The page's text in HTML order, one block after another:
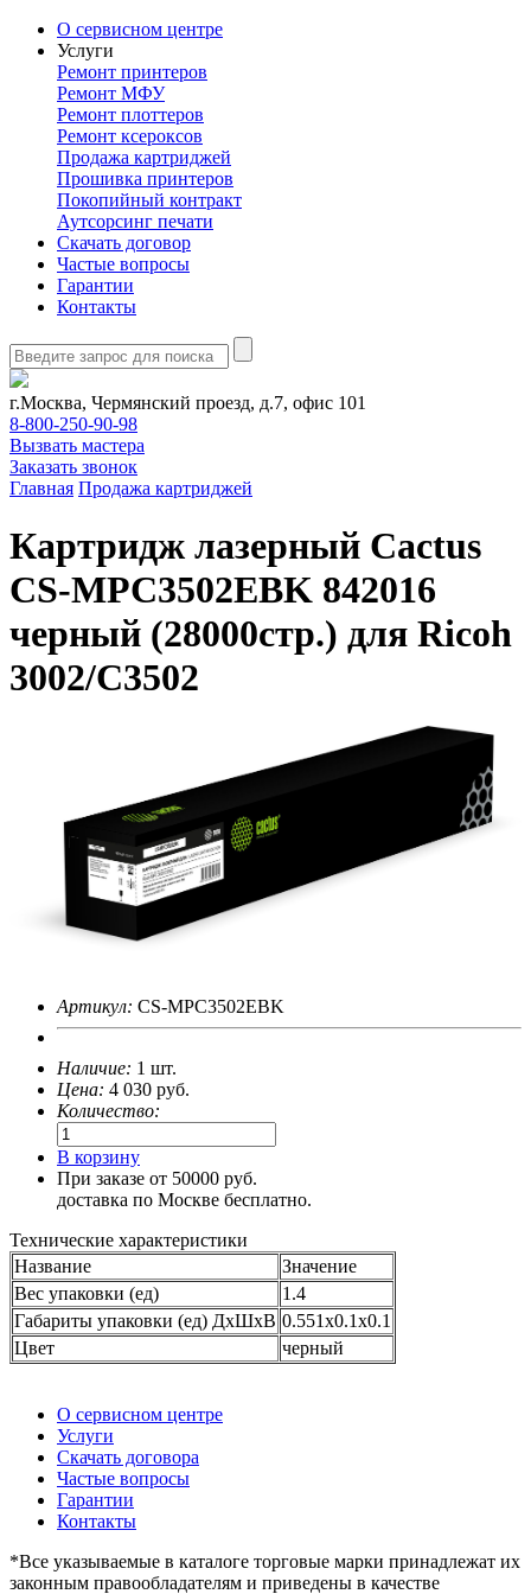
О сервисном центре
Услуги
Ремонт принтеров
Ремонт МФУ
Ремонт плоттеров
Ремонт ксероксов
Продажа картриджей
Прошивка принтеров
Покопийный контракт
Аутсорсинг печати
Скачать договор
Частые вопросы
Гарантии
Контакты
г.Москва, Чермянский проезд, д.7, офис 101
8-800-250-90-98
Вызвать мастера
Заказать звонок
Главная Продажа картриджей
Картридж лазерный Cactus
CS-MPC3502EBK 842016
черный (28000стр.) для Ricoh
3002/C3502
Артикул: CS-MPC3502EBK
Наличие: 1 шт.
Цена: 4 030 руб.
Количество:
В корзину
При заказе от 50000 руб.
доставка по Москве бесплатно.
Технические характеристики
Название
Значение
Вес упаковки (ед)
1.4
Габариты упаковки (ед) ДхШхВ 0.551x0.1x0.1
Цвет
черный
О сервисном центре
Услуги
Скачать договора
Частые вопросы
Гарантии
Контакты
*Все указываемые в каталоге торговые марки принадлежат их
законным правообладателям и приведены в качестве